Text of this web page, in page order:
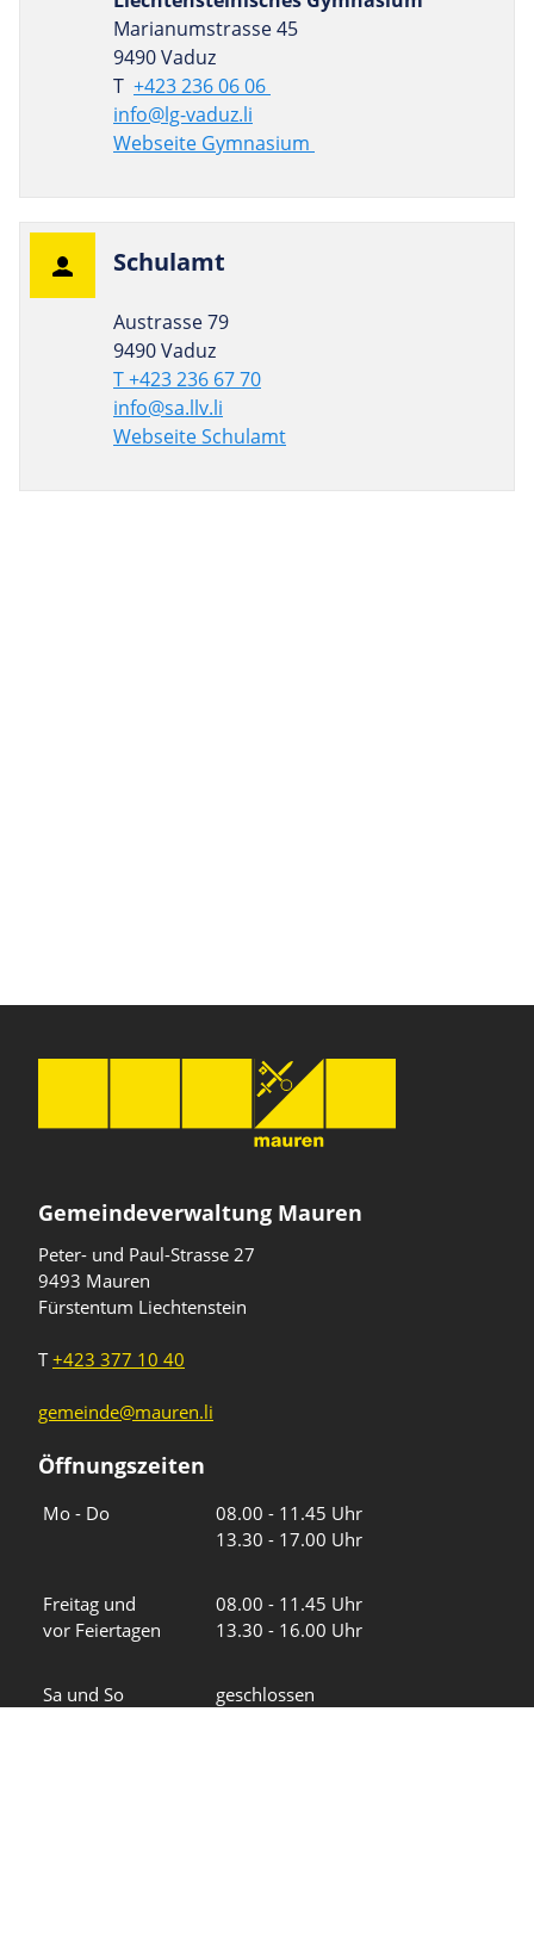
Marianumstrasse 45
9490 Vaduz
T +423 236 06 06
info@lg-vaduz.li
Webseite Gymnasium
Schulamt
Austrasse 79
9490 Vaduz
T +423 236 67 70
info@sa.llv.li
Webseite Schulamt
Gemeindeverwaltung Mauren
Peter- und Paul-Strasse 27
9493 Mauren
Fürstentum Liechtenstein
T+423 377 10 40
gemeinde@mauren.li
Öffnungszeiten
Mo - Do
08.00 - 11.45 Uhr
13.30 - 17.00 Uhr
Freitag und
vor Feiertagen
08.00 - 11.45 Uhr
13.30 - 16.00 Uhr
Sa und So geschlossen